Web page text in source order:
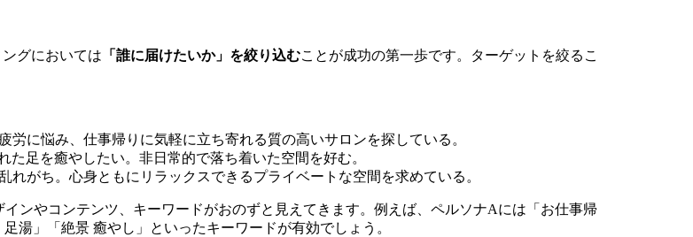
グにおいては 「誰に届けたいか」を絞り込むことが成功の第一歩です。ターゲットを絞るこ
に悩み、仕事帰りに気軽に立ち寄れる質の高いサロンを探している。
足を癒やしたい。非日常的で落ち着いた空間を好む。
がち。心身ともにリラックスできるプライベートな空間を求めている。
ンやコンテンツ、キーワードがおのずと見えてきます。例えば、ペルソナAには「お仕事帰
湯」「絶景 癒やし」といったキーワードが有効でしょう。